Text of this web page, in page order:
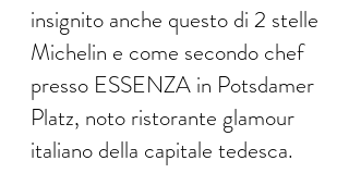
insignito anche questo di 2 stelle
Michelin e come secondo chef
presso ESSENZA in Potsdamer
Platz, noto ristorante glamour
italiano della capitale tedesca.